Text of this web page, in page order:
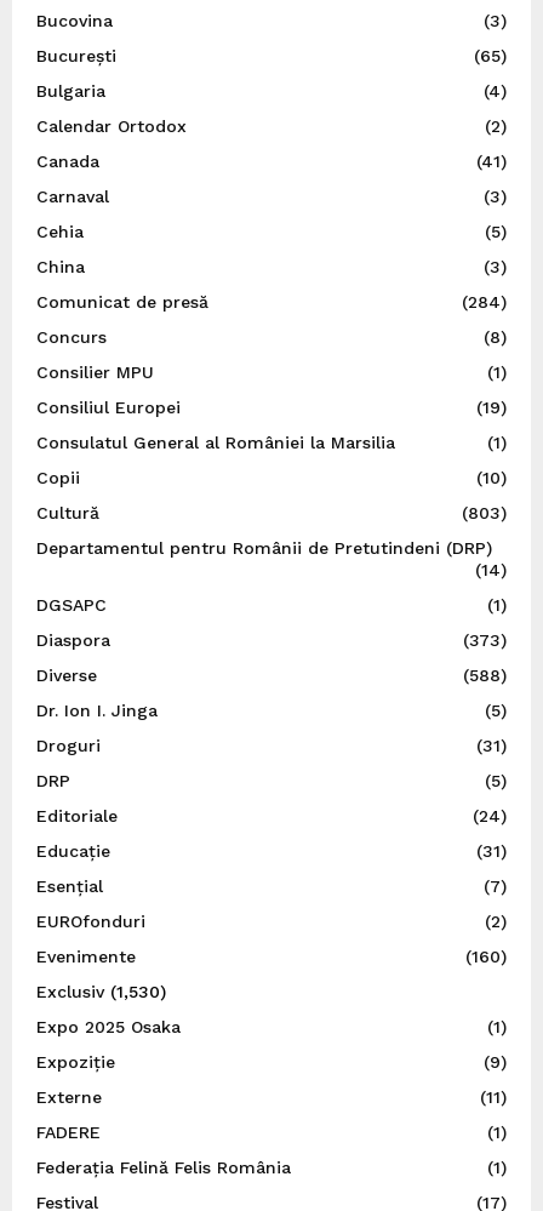
Bucovina
(3)
București
(65)
Bulgaria
(4)
Calendar Ortodox
(2)
Canada
(41)
Carnaval
(3)
Cehia
(5)
China
(3)
Comunicat de presă
(284)
Concurs
(8)
Consilier MPU
(1)
Consiliul Europei
(19)
Consulatul General al României la Marsilia
(1)
Copii
(10)
Cultură
(803)
Departamentul pentru Românii de Pretutindeni (DRP)
(14)
DGSAPC
(1)
Diaspora
(373)
Diverse
(588)
Dr. Ion I. Jinga
(5)
Droguri
(31)
DRP
(5)
Editoriale
(24)
Educație
(31)
Esențial
(7)
EUROfonduri
(2)
Evenimente
(160)
Exclusiv(1,530)
Expo 2025 Osaka
(1)
Expoziție
(9)
Externe
(11)
FADERE
(1)
Federația Felină Felis România
(1)
Festival
(17)